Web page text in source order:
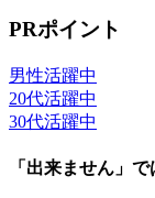
PRポイント
男性活躍中
20代活躍中
30代活躍中
「出来ません」